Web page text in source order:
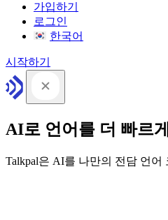
가입하기
로그인
한국어
시작하기
AI로 언어를 더 빠르
Talkpal은 AI를 나만의 전담 언어